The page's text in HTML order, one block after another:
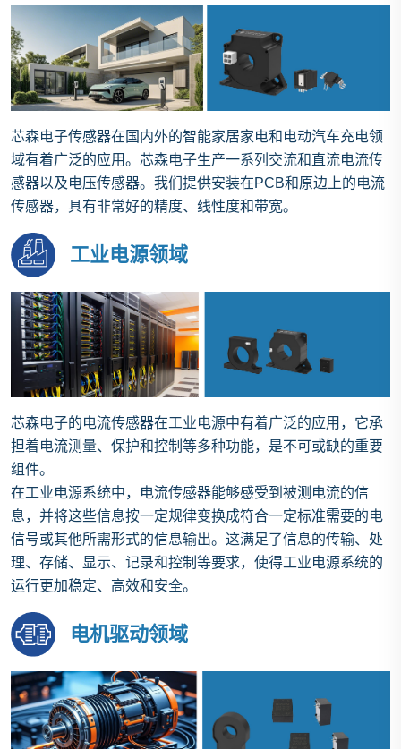
芯森电子传感器在国内外的智能家居家电和电动汽车充电领
域有着广泛的应用。芯森电子生产一系列交流和直流电流传
感器以及电压传感器。我们提供安装在PCB和原边上的电流
传感器，具有非常好的精度、线性度和带宽。
工业电源领域
芯森电子的‌电流传感器在工业电源中有着广泛的应用，它承
担着电流测量、保护和控制等多种功能，是不可或缺的重要
组件‌。
在工业电源系统中，电流传感器能够感受到被测电流的信
息，并将这些信息按一定规律变换成符合一定标准需要的电
信号或其他所需形式的信息输出。这满足了信息的传输、处
理、存储、显示、记录和控制等要求，使得工业电源系统的
运行更加稳定、高效和安全。
电机驱动领域